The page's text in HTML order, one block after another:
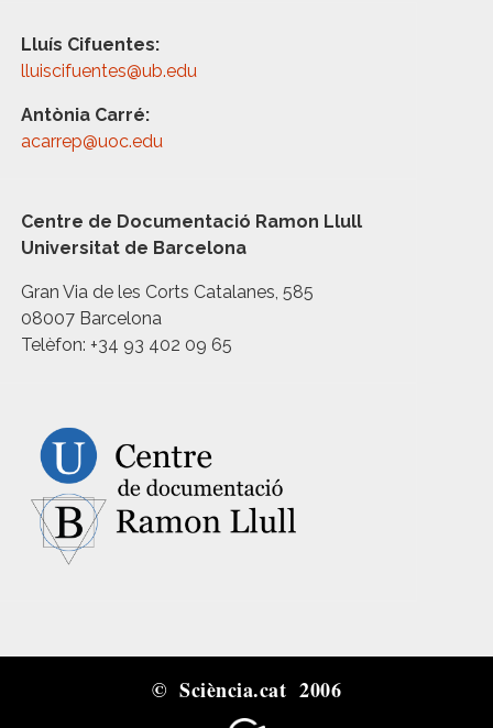
Lluís Cifuentes:
lluiscifuentes@ub.edu
Antònia Carré:
acarrep@uoc.edu
Centre de Documentació Ramon Llull
Universitat de Barcelona
Gran Via de les Corts Catalanes, 585
08007 Barcelona
Telèfon: +34 93 402 09 65
© Sciència.cat 2006